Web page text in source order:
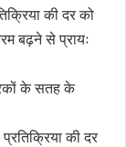
की दर को
बढ़ने से प्रायः
के सतह के
की दर